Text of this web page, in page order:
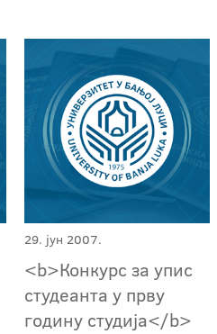
29. јун 2007.
<b>Конкурс за упис
студеанта у прву
годину студија</b>